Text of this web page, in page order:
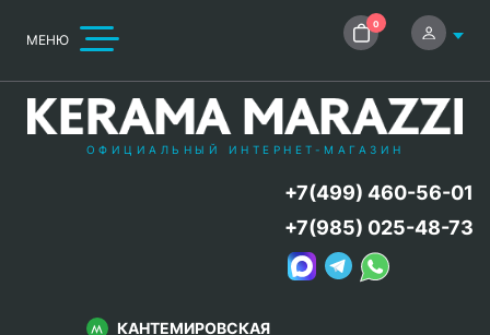
МЕНЮ
0
ОФИЦИАЛЬНЫЙ ИНТЕРНЕТ-МАГАЗИН
КАНТЕМИРОВСКАЯ
+7(499) 460-56-01
+7(985) 025-48-73